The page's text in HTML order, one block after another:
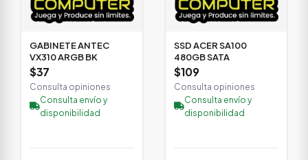
GABINETE ANTEC
VX310 ARGB BK
$37
Consulta opiniones
Consulta envío y
disponibilidad
SSD ACER SA100
480GB SATA
$109
Consulta opiniones
Consulta envío y
disponibilidad